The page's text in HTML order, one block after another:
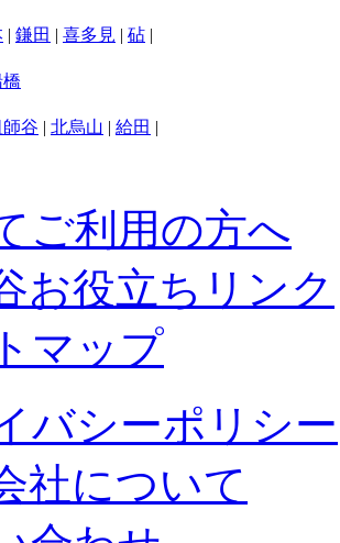
| 鎌田 | 喜多見 | 砧 |
師谷 | 北烏山 | 給田 |
ご利用の方へ
お役立ちリンク
マップ
バシーポリシー
社について